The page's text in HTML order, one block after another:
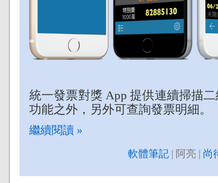
統一發票對獎 App 提供連續掃描
功能之外，另外可查詢發票明細。
繼續閱讀 »
軟體筆記 | 阿亮 | 尚